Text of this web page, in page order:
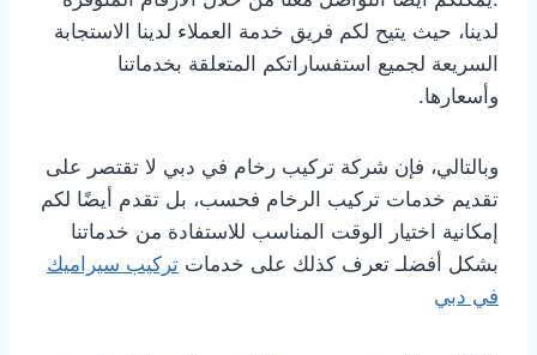
لدينا، حيث يتيح لكم فريق خدمة العملاء لدينا الاستجابة
السريعة لجميع استفساراتكم المتعلقة بخدماتنا
وأسعارها.
وبالتالي، فإن شركة تركيب رخام في دبي لا تقتصر على
تقديم خدمات تركيب الرخام فحسب، بل تقدم أيضًا لكم
إمكانية اختيار الوقت المناسب للاستفادة من خدماتنا
بشكل أفضلـ تعرف كذلك على خدمات تركيب سيراميك
في دبي